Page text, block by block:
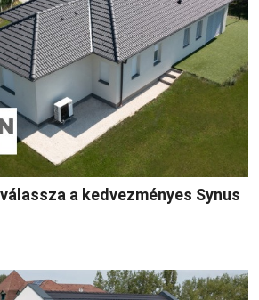
a kedvezményes Synus